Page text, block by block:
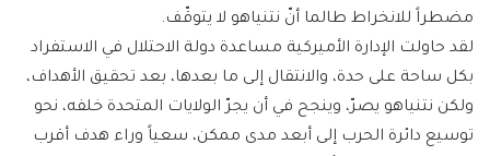
مضطراً للانخراط طالما أنّ نتنياهو لا يتوقّف.
لقد حاولت الإدارة الأميركية مساعدة دولة الاحتلال في الاستفراد
بكل ساحة على حدة، والانتقال إلى ما بعدها، بعد تحقيق الأهداف،
ولكن نتنياهو يصرّ، وينجح في أن يجرّ الولايات المتحدة خلفه، نحو
توسيع دائرة الحرب إلى أبعد مدى ممكن، سعياً وراء هدف أقرب